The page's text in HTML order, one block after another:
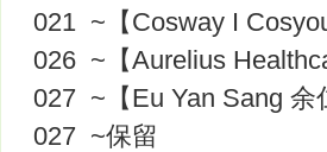
021 ~【Cosway I
026 ~【Aurelius
027 ~【Eu Yan Sang 余
027 ~保留